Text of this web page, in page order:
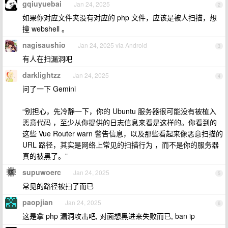
2
gqiuyuebai Jan 24, 2025
如果你对应文件夹没有对应的 php 文件，应该是被人扫描，想
撞 webshell 。
3
nagisaushio Jan 24, 2025 via Android
有人在扫漏洞吧
4
darklightzz Jan 24, 2025
问了一下 Gemini
“别担心，先冷静一下，你的 Ubuntu 服务器很可能没有被植入
恶意代码 ，至少从你提供的日志信息来看是这样的。你看到的
这些 Vue Router warn 警告信息，以及那些看起来像恶意扫描的
URL 路径，其实是网络上常见的扫描行为 ，而不是你的服务器
真的被黑了。”
5
supuwoerc Jan 24, 2025
常见的路径被扫了而已
6
paopjian Jan 24, 2025
这是拿 php 漏洞攻击吧, 对面想黑进来失败而已, ban ip